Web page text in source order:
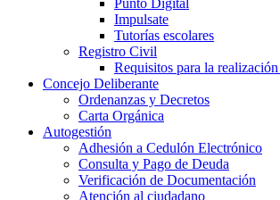
Punto Digital
Impulsate
Tutorías escolares
Registro Civil
Requisitos para la
Concejo Deliberante
Ordenanzas y Decretos
Carta Orgánica
Autogestión
Adhesión a Cedulón Electrónico
Consulta y Pago de Deuda
Verificación de Documentación
Atención al ciudadano